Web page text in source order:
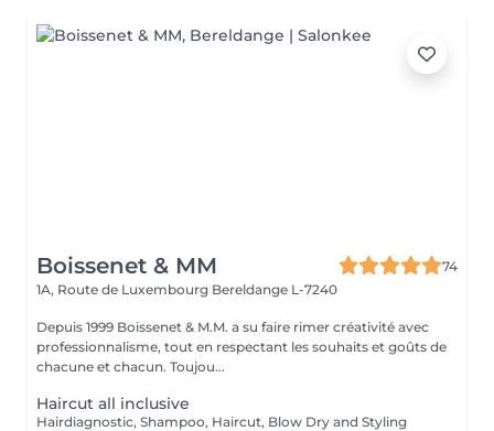
Boissenet & MM
74
1A, Route de Luxembourg Bereldange L-7240
Depuis 1999 Boissenet & M.M. a su faire rimer créativité avec
professionnalisme, tout en respectant les souhaits et goûts de
chacune et chacun. Toujou...
Haircut all inclusive
Hairdiagnostic, Shampoo, Haircut, Blow Dry and Styling